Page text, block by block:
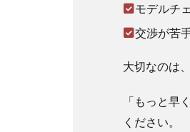
モデルチ
交渉が苦
大切なのは
「もっと早
ください。